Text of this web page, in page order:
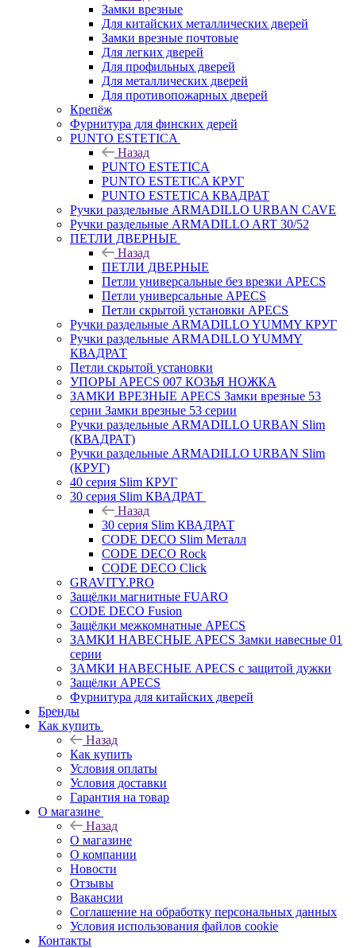
Замки врезные
Для китайских металлических дверей
Замки врезные почтовые
Для легких дверей
Для профильных дверей
Для металлических дверей
Для противопожарных дверей
Крепёж
Фурнитура для финских дерей
PUNTO ESTETICA
Назад
PUNTO ESTETICA
PUNTO ESTETICA КРУГ
PUNTO ESTETICA КВАДРАТ
Ручки раздельные ARMADILLO URBAN CAVE
Ручки раздельные ARMADILLO ART 30/52
ПЕТЛИ ДВЕРНЫЕ
Назад
ПЕТЛИ ДВЕРНЫЕ
Петли универсальные без врезки APECS
Петли универсальные APECS
Петли скрытой установки APECS
Ручки раздельные ARMADILLO YUMMY КРУГ
Ручки раздельные ARMADILLO YUMMY
КВАДРАТ
Петли скрытой установки
УПОРЫ APECS 007 КОЗЬЯ НОЖКА
ЗАМКИ ВРЕЗНЫЕ APECS Замки врезные 53
серии Замки врезные 53 серии
Ручки раздельные ARMADILLO URBAN Slim
(КВАДРАТ)
Ручки раздельные ARMADILLO URBAN Slim
(КРУГ)
40 серия Slim КРУГ
30 серия Slim КВАДРАТ
Назад
30 серия Slim КВАДРАТ
CODE DECO Slim Металл
CODE DECO Rock
CODE DECO Click
GRAVITY.PRO
Защёлки магнитные FUARO
CODE DECO Fusion
Защёлки межкомнатные APECS
ЗАМКИ НАВЕСНЫЕ APECS Замки навесные 01
серии
ЗАМКИ НАВЕСНЫЕ APECS с защитой дужки
Защёлки APECS
Фурнитура для китайских дверей
Бренды
Как купить
Назад
Как купить
Условия оплаты
Условия доставки
Гарантия на товар
О магазине
Назад
О магазине
О компании
Новости
Отзывы
Вакансии
Соглашение на обработку персональных данных
Условия использования файлов cookie
Контакты